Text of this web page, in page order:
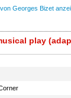
Georges Bizet
play